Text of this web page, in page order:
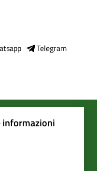
Telegram
informazioni